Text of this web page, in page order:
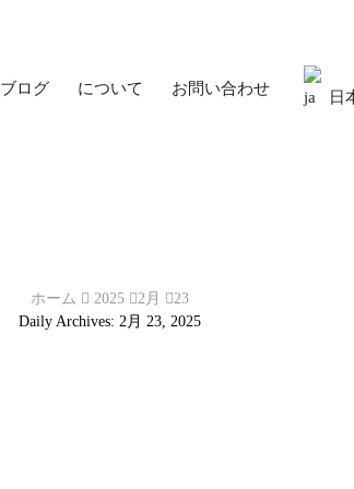
ブログ について お問い合わせ 日
ホーム 2025 2月
23
Daily Archives: 2月 23, 2025